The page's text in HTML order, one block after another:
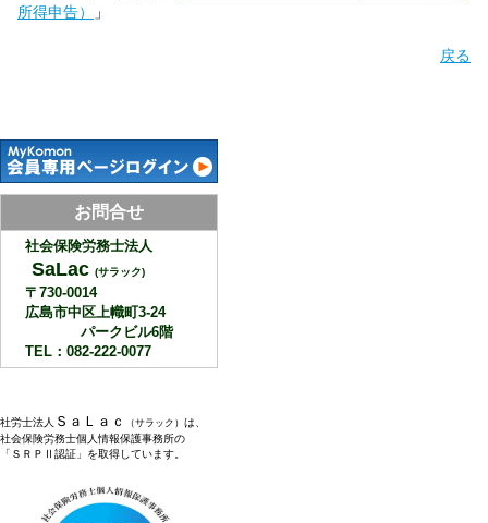
所得申告）
」
戻る
お問合せ
社会保険労務士法人
SaLac (サラック)
〒730-0014
広島市中区上幟町3-24
パークビル6階
TEL：082-222-0077
社労士法人 ＳａＬａｃ （サラック） は、
社会保険労務士個人情報保護事務所の
「ＳＲＰⅡ認証」を取得しています。